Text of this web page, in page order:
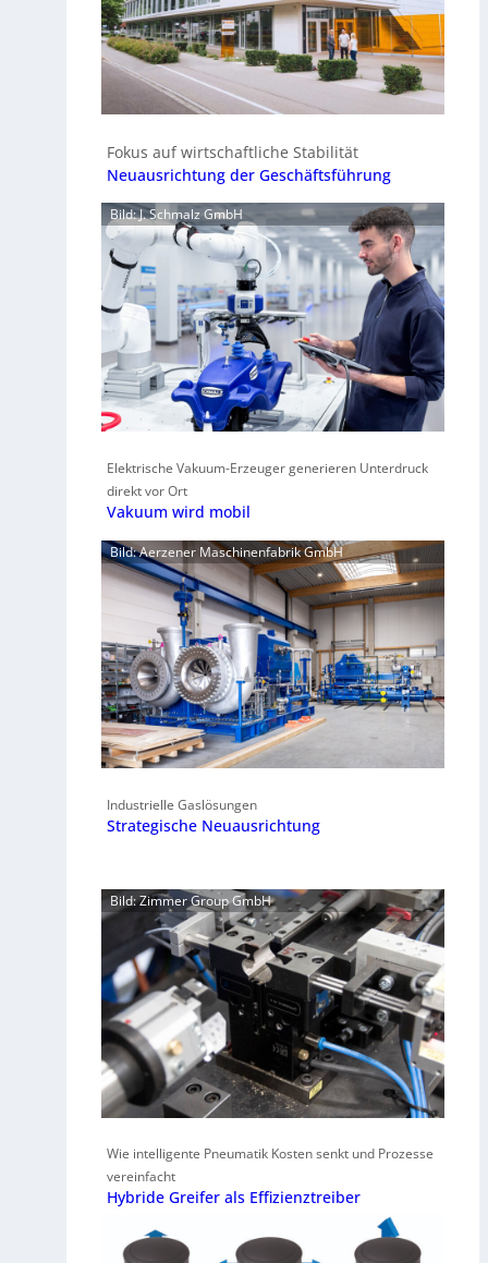
Fokus auf wirtschaftliche Stabilität
Neuausrichtung der Geschäftsführung
Bild: J. Schmalz GmbH
Elektrische Vakuum-Erzeuger generieren Unterdruck
direkt vor Ort
Vakuum wird mobil
Bild: Aerzener Maschinenfabrik GmbH
Industrielle Gaslösungen
Strategische Neuausrichtung
Bild: Zimmer Group GmbH
Wie intelligente Pneumatik Kosten senkt und Prozesse
vereinfacht
Hybride Greifer als Effizienztreiber